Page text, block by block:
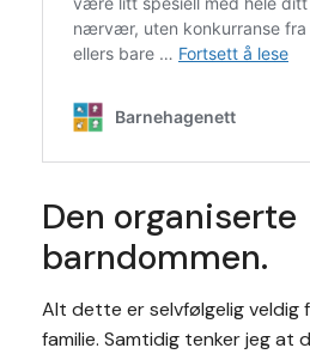
Den organiserte
barndommen.
Alt dette er selvfølgelig veldig
familie. Samtidig tenker jeg at